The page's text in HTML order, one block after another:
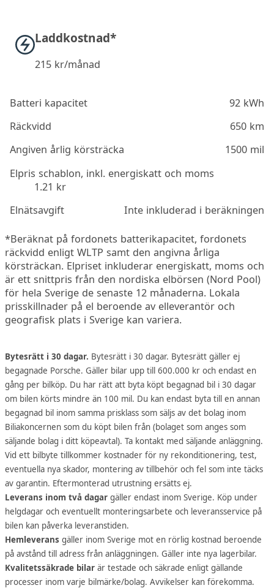
Laddkostnad*
215kr/månad
Batteri kapacitet
92 kWh
Räckvidd
650 km
Angiven årlig körsträcka
1500 mil
Elpris schablon, inkl. energiskatt och moms
1.21 kr
Elnätsavgift
Inte inkluderad i beräkningen
*Beräknat på fordonets batterikapacitet, fordonets
räckvidd enligt WLTP samt den angivna årliga
körsträckan. Elpriset inkluderar energiskatt, moms och
är ett snittpris från den nordiska elbörsen (Nord Pool)
för hela Sverige de senaste 12 månaderna. Lokala
prisskillnader på el beroende av elleverantör och
geografisk plats i Sverige kan variera.
Bytesrätt i 30 dagar. Bytesrätt i 30 dagar. Bytesrätt gäller ej
begagnade Porsche. Gäller bilar upp till 600.000 kr och endast en
gång per bilköp. Du har rätt att byta köpt begagnad bil i 30 dagar
om bilen körts mindre än 100 mil. Du kan endast byta till en annan
begagnad bil inom samma prisklass som säljs av det bolag inom
Biliakoncernen som du köpt bilen från (bolaget som anges som
säljande bolag i ditt köpeavtal). Ta kontakt med säljande anläggning.
Vid ett bilbyte tillkommer kostnader för ny rekonditionering, test,
eventuella nya skador, montering av tillbehör och fel som inte täcks
av garantin. Eftermonterad utrustning ersätts ej.
Leverans inom två dagar gäller endast inom Sverige. Köp under
helgdagar och eventuellt monteringsarbete och leveransservice på
bilen kan påverka leveranstiden.
Hemleverans gäller inom Sverige mot en rörlig kostnad beroende
på avstånd till adress från anläggningen. Gäller inte nya lagerbilar.
Kvalitetssäkrade bilar är testade och säkrade enligt gällande
processer inom varje bilmärke/bolag. Avvikelser kan förekomma.